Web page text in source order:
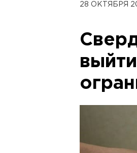
28 ОКТЯБРЯ